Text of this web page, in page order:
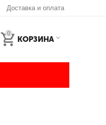
Доставка и оплата
0
КОРЗИНА